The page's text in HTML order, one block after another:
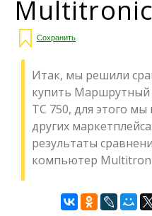
Сохранить
Итак, мы решили
купить
TC 750, для этого
других
результаты
компьютер